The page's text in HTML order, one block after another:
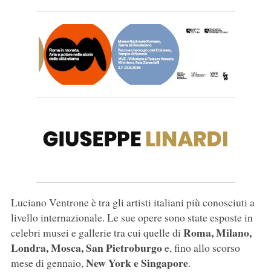
Luciano Ventrone è tra gli artisti italiani più conosciuti a
livello internazionale. Le sue opere sono state esposte in
celebri musei e gallerie tra cui quelle di Roma, Milano,
Londra, Mosca, San Pietroburgoe, fino allo scorso
mese di gennaio,New York e Singapore.